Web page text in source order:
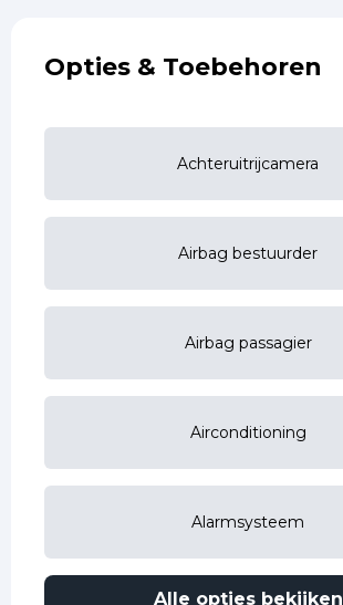
Opties & Toebehoren
Achteruitrijcamera
Airbag bestuurder
Airbag passagier
Airconditioning
Alarmsysteem
Alle opties bekijken